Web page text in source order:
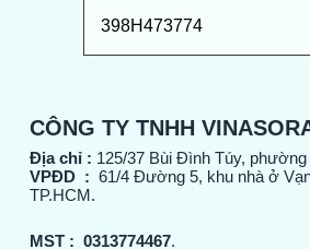
398H473774
CÔNG TY TNHH
Địa chỉ : 125/37 Bùi Đình Túy,
VPĐD : 61/4 Đường 5, khu nhà ở
TP.HCM.
MST : 0313774467.